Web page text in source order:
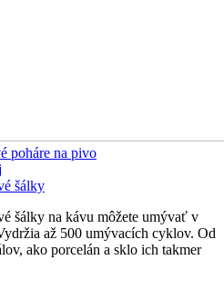
poháre na pivo
šálky
šálky na kávu môžete umývať v
až 500 umývacích cyklov. Od
ako porcelán a sklo ich takmer